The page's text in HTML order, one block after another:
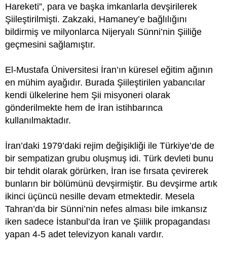
Hareketi”, para ve başka imkanlarla devşirilerek
Şiileştirilmişti. Zakzaki, Hamaney’e bağlılığını
bildirmiş ve milyonlarca Nijeryalı Sünni’nin Şiiliğe
geçmesini sağlamıştır.
El-Mustafa Üniversitesi İran’ın küresel eğitim ağının
en mühim ayağıdır. Burada Şiileştirilen yabancılar
kendi ülkelerine hem Şii misyoneri olarak
gönderilmekte hem de İran istihbarınca
kullanılmaktadır.
İran’daki 1979’daki rejim değişikliği ile Türkiye’de de
bir sempatizan grubu oluşmuş idi. Türk devleti bunu
bir tehdit olarak görürken, İran ise fırsata çevirerek
bunların bir bölümünü devşirmiştir. Bu devşirme artık
ikinci üçüncü nesille devam etmektedir. Mesela
Tahran’da bir Sünni’nin nefes alması bile imkansız
iken sadece İstanbul’da İran ve Şiilik propagandası
yapan 4-5 adet televizyon kanalı vardır.